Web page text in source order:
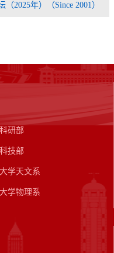
2025年）（Since 2001）
研部
技部
学天文系
学物理系